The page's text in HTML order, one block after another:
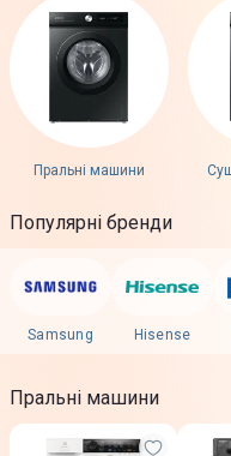
Пральні машини
Популярні бренди
Samsung Hisense
Пральні машини